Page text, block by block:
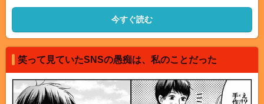
今すぐ読む
笑って見ていたSNSの愚痴は、私のことだった